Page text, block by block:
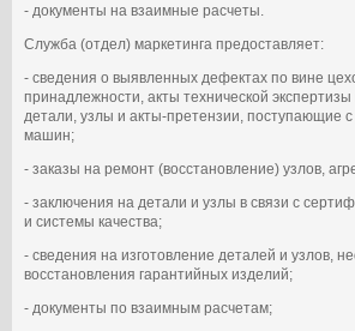
- документы на взаимные расчеты.
Служба (отдел) маркетинга предоставляет:
- сведения о выявленных дефектах по вине
принадлежности, акты технической
детали, узлы и акты-претензии, поступающие с
машин;
- заказы на ремонт (восстановление) узлов,
- заключения на детали и узлы в связи с
и системы качества;
- сведения на изготовление деталей и узлов,
восстановления гарантийных изделий;
- документы по взаимным расчетам;